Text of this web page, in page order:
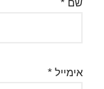
אימייל *